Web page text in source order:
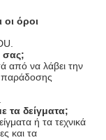
οι όροι
σας;
από να λάβει την
παράδοσης
τα δείγματα;
ή τα τεχνικά
και τα